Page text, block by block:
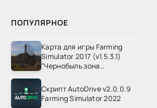
ПОПУЛЯРНОЕ
Карта для игры Farming
Simulator 2017 (v1.5.3.1)
"Чернобыль зона
Скрипт AutoDrive v2.0.0.9
Farming Simulator 2022